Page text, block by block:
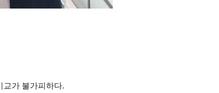
교가 불가피하다.